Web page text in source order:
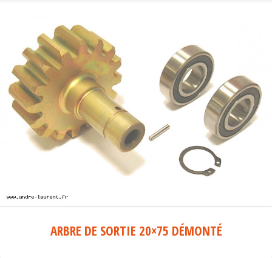
ARBRE DE SORTIE 20×75 DÉMONTÉ